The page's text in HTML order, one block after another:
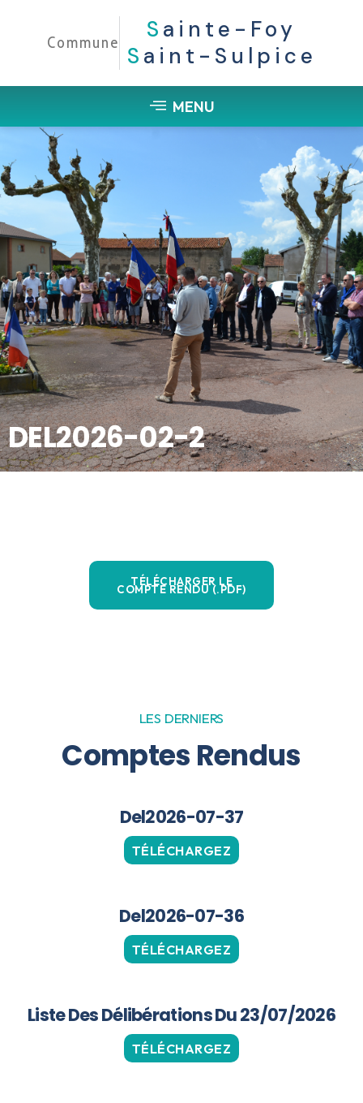
Commune S Ainte-Foy
S Aint-Sulpice
MENU
DEL2026-02-2
TÉLÉCHARGER LE
COMPTE RENDU (.PDF)
LES DERNIERS
Comptes Rendus
Del2026-07-37
TÉLÉCHARGEZ
Del2026-07-36
TÉLÉCHARGEZ
Liste Des Délibérations Du 23/07/2026
TÉLÉCHARGEZ